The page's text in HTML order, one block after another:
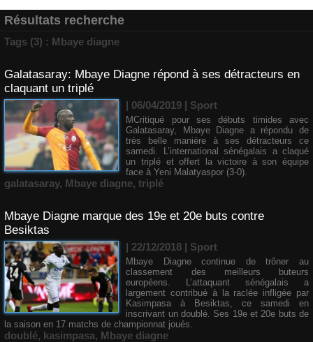
Résultats recherche
Tags (3) : Mbaye diagne
Galatasaray: Mbaye Diagne répond à ses détracteurs en
claquant un triplé
| 06/04/2019 | Sport
MCritiqué pour ses débuts timides avec
Galatasaray, Mbaye Diagne a répondu de
très belle manière à ses détracteurs ce
samedi. L’international sénégalais a claqué
un triplé et offert la victoire à son équipe
face à Yeni Malatyaspor (3-0).
galatasaray, Mbaye diagne, triplé
Mbaye Diagne marque des 19e et 20e buts contre
Besiktas
| 22/12/2018 | Sport
Mbaye Diagne continue de trôner au
classement des meilleurs buteurs
européens. L’attaquant sénégalais a
largement contribué à la raclée infligée par
Kasimpasa à Besiktas, ce samedi en
inscrivant un doublé. Ses 19e et 20e buts de
la saison en 17 matchs de championnat joués.
doublé, kasimpasa, Mbaye diagne